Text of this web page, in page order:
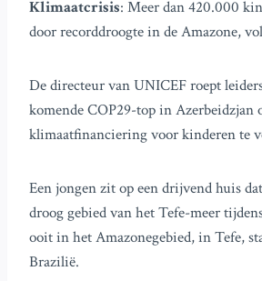
Klimaatcrisis: Meer dan 420.000
door recorddroogte in de Amazone,
De directeur van UNICEF roept
komende COP29-top in Azerbeidzjan
klimaatfinanciering voor kinderen te
Een jongen zit op een drijvend huis
droog gebied van het Tefe-meer
ooit in het Amazonegebied, in Tefe,
Brazilië.